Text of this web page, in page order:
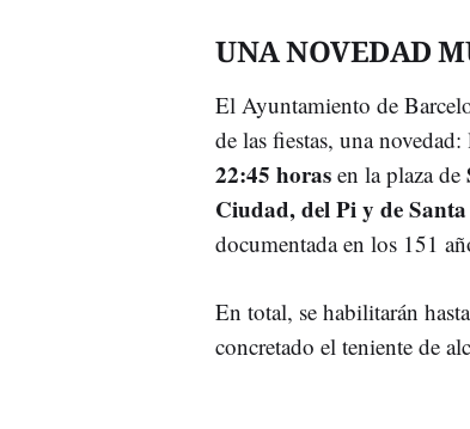
UNA NOVEDAD
El Ayuntamiento de
de las fiestas, una novedad:
22:45 horas en la plaza de
Ciudad, del Pi y de
documentada en los 151
En total, se habilitarán hasta
concretado el teniente de